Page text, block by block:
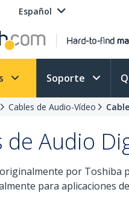
Español
Soporte
Cables de Audio-Vídeo
de Audio
por Toshiba
para aplicaciones